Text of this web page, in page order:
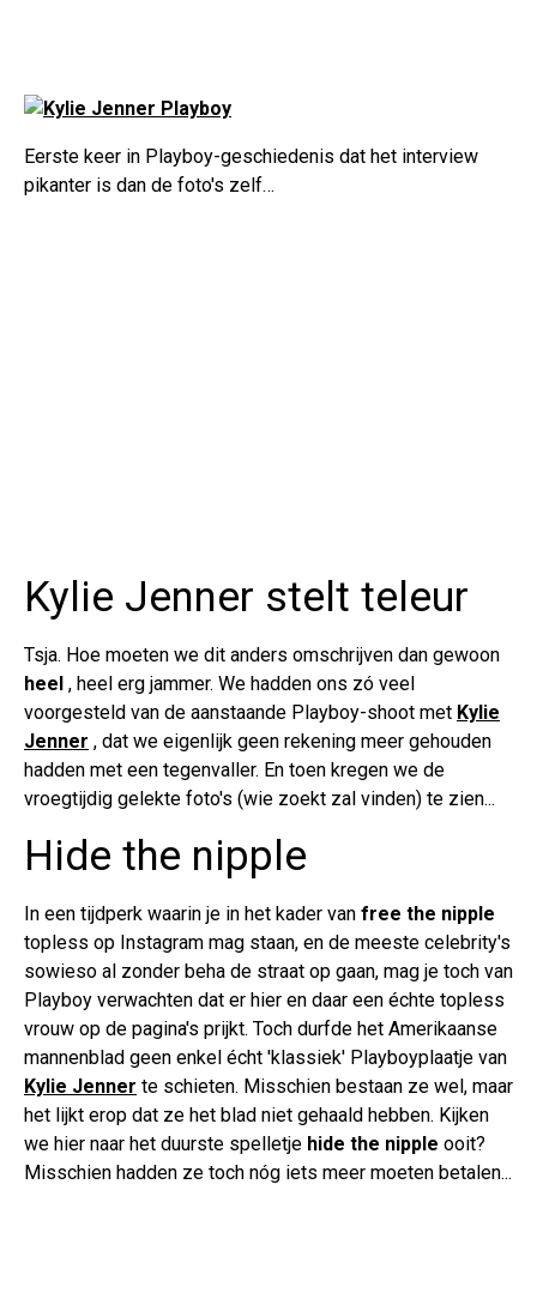
Eerste keer in Playboy-geschiedenis dat het interview
pikanter is dan de foto's zelf…
Kylie Jenner stelt teleur
Tsja. Hoe moeten we dit anders omschrijven dan gewoon
heel , heel erg jammer. We hadden ons zó veel
voorgesteld van de aanstaande Playboy-shoot met Kylie
Jenner , dat we eigenlijk geen rekening meer gehouden
hadden met een tegenvaller. En toen kregen we de
vroegtijdig gelekte foto's (wie zoekt zal vinden) te zien...
Hide the nipple
In een tijdperk waarin je in het kader van free the nipple
topless op Instagram mag staan, en de meeste celebrity's
sowieso al zonder beha de straat op gaan, mag je toch van
Playboy verwachten dat er hier en daar een échte topless
vrouw op de pagina's prijkt. Toch durfde het Amerikaanse
mannenblad geen enkel écht 'klassiek' Playboyplaatje van
Kylie Jenner te schieten. Misschien bestaan ze wel, maar
het lijkt erop dat ze het blad niet gehaald hebben. Kijken
we hier naar het duurste spelletje hide the nipple ooit?
Misschien hadden ze toch nóg iets meer moeten betalen...